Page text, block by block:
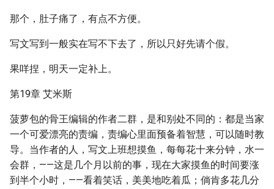
那个，肚子痛了，有点不方便。
写文写到一般实在写不下去了，所以只好先请个假。
果咩捏，明天一定补上。
第19章 艾米斯
菠萝包的骨王编辑的作者二群，是和别处不同的：都是当家
一个可爱漂亮的责编，责编心里面预备着智慧，可以随时教
导。当作者的人，写文上班想摸鱼，每每花十来分钟，水一
会群，——这是几个月以前的事，现在大家摸鱼的时间要涨
到半个小时，——看着笑话，美美地吃着瓜；倘肯多花几分